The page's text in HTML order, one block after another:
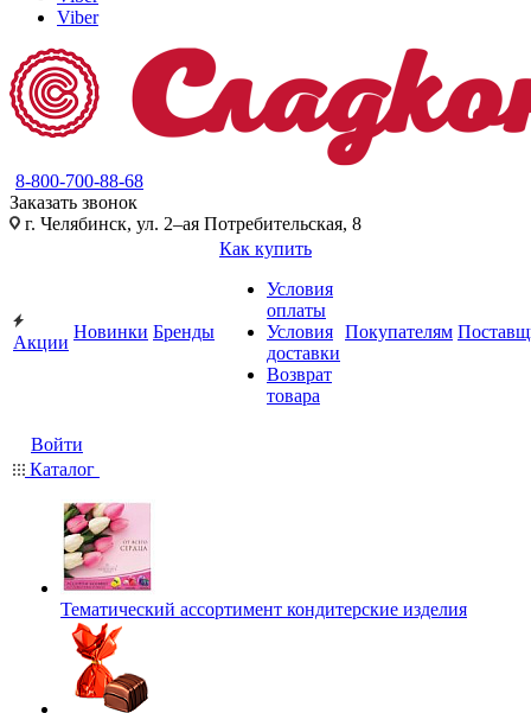
Viber
8-800-700-88-68
Заказать звонок
г. Челябинск, ул. 2–ая Потребительская, 8
Акции
Новинки Бренды
Как купить
Условия
оплаты
Условия
доставки
Возврат
товара
Покупателям
Войти
Каталог
Тематический ассортимент кондитерские изделия